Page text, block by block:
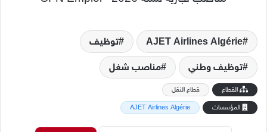
AJET Airlines Algérie
توظيف
توظيف وطني
مناصب شغل
القطاع
قطاع النقل
المؤسسات
AJET Airlines Algérie